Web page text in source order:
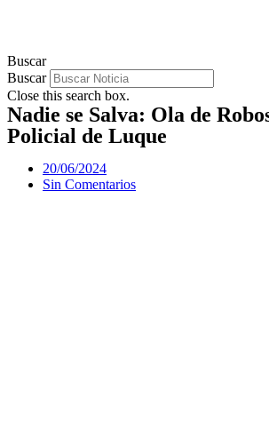
Buscar
Buscar
Close this search box.
Nadie se Salva: Ola de
Policial de Luque
20/06/2024
Sin Comentarios